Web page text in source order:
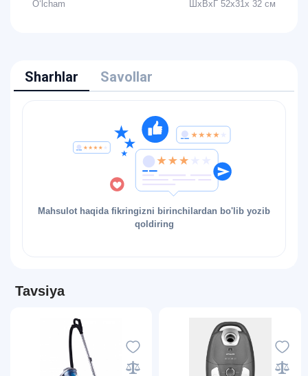
O‘lcham ШхВхГ 52х31х 32 см
Sharhlar Savollar
Mahsulot haqida fikringizni birinchilardan bo'lib yozib
qoldiring
Tavsiya